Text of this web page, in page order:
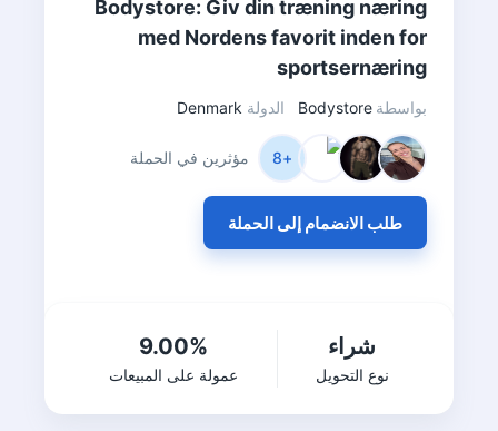
Bodystore: Giv din træning næring
med Nordens favorit inden for
sportsernæring
بواسطة Bodystore الدولة Denmark
+8 مؤثرين في الحملة
طلب الانضمام إلى الحملة
شراء
نوع التحويل
9.00%
عمولة على المبيعات